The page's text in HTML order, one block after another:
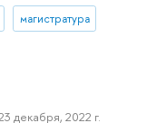
магистратура
декабря, 2022 г.